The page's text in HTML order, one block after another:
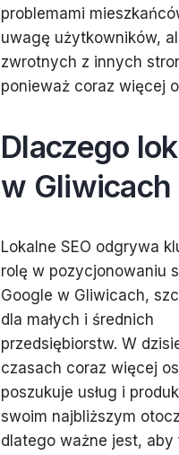
problemami
uwagę użytkowników,
zwrotnych z innych
ponieważ coraz więcej
Dlaczego
w Gliwicach
Lokalne SEO odgrywa
rolę w pozycjonowaniu
Google w Gliwicach,
dla małych i średnich
przedsiębiorstw. W
czasach coraz więcej
poszukuje usług i
swoim najbliższym
dlatego ważne jest, aby